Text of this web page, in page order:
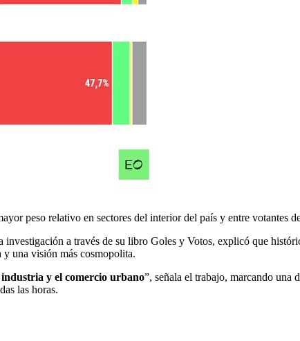
peso relativo en sectores del interior del país y entre votantes
a través de su libro Goles y Votos, explicó que
una visión más cosmopolita.
y el comercio urbano”, señala el trabajo, marcando
las horas.